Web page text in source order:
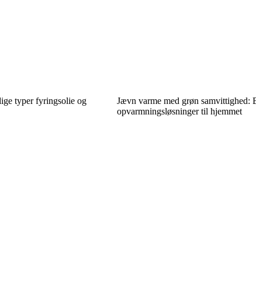
typer fyringsolie og
Jævn varme med grøn samvittighed:
opvarmningsløsninger til hjemmet